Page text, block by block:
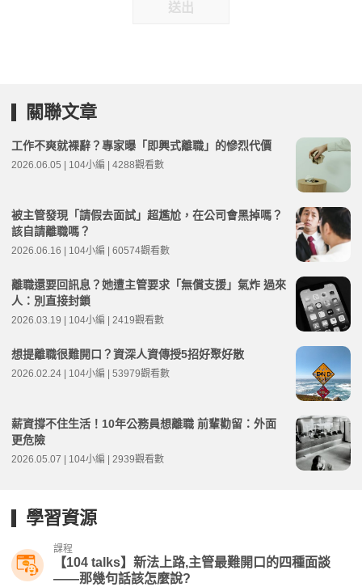
送出
關聯文章
工作不爽就裸辭？專家曝「即興式離職」的慘烈代價
2026.06.05 | 104小編 | 4288觀看數
被主管發現「請假去面試」超尷尬，在公司會黑掉嗎？
該自請離職嗎？
2026.06.16 | 104小編 | 60574觀看數
離職還要回訊息？她遭主管要求「無償支援」氣炸 過來
人：別直接封鎖
2026.03.19 | 104小編 | 2419觀看數
想提離職很難開口？資深人資傳授5招好聚好散
2026.02.24 | 104小編 | 53979觀看數
薪資撐不住生活！10年公務員想離職 前輩勸留：外面
更危險
2026.05.07 | 104小編 | 2939觀看數
學習資源
課程
【104 talks】新法上路,主管最難開口的四種面談
——那幾句話該怎麼說?